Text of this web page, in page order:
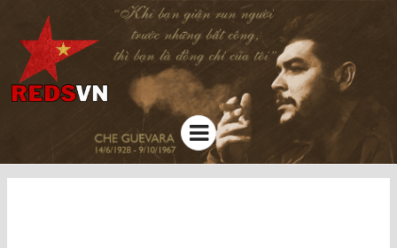
Kênh chia sẻ tri thức cộng đồng
Menu